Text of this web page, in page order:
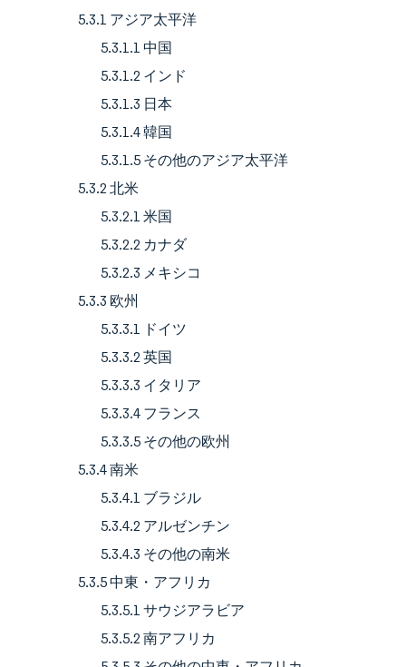
5.3.1 アジア太平洋
5.3.1.1 中国
5.3.1.2 インド
5.3.1.3 日本
5.3.1.4 韓国
5.3.1.5 その他のアジア太平洋
5.3.2 北米
5.3.2.1 米国
5.3.2.2 カナダ
5.3.2.3 メキシコ
5.3.3 欧州
5.3.3.1 ドイツ
5.3.3.2 英国
5.3.3.3 イタリア
5.3.3.4 フランス
5.3.3.5 その他の欧州
5.3.4 南米
5.3.4.1 ブラジル
5.3.4.2 アルゼンチン
5.3.4.3 その他の南米
5.3.5 中東・アフリカ
5.3.5.1 サウジアラビア
5.3.5.2 南アフリカ